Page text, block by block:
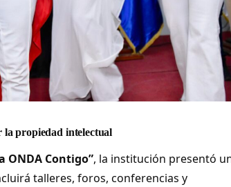
la propiedad intelectual
ONDA Contigo”, la institución presentó
talleres, foros, conferencias y